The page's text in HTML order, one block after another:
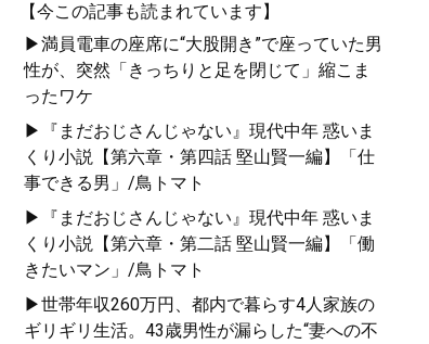
【今この記事も読まれています】
▶満員電車の座席に“大股開き”で座っていた男
性が、突然「きっちりと足を閉じて」縮こま
ったワケ
▶『まだおじさんじゃない』現代中年 惑いま
くり小説【第六章・第四話 堅山賢一編】「仕
事できる男」/鳥トマト
▶『まだおじさんじゃない』現代中年 惑いま
くり小説【第六章・第二話 堅山賢一編】「働
きたいマン」/鳥トマト
▶世帯年収260万円、都内で暮らす4人家族の
ギリギリ生活。43歳男性が漏らした“妻への不